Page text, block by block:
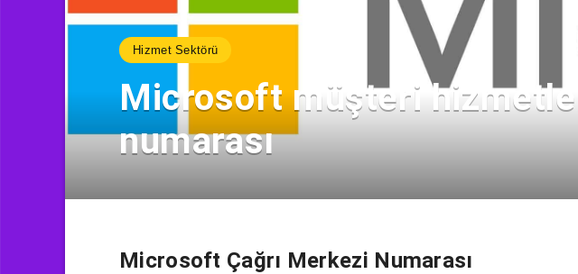
Hizmet Sektörü
Microsoft müşteri
numarası
Microsoft Çağrı Merkezi Numarası